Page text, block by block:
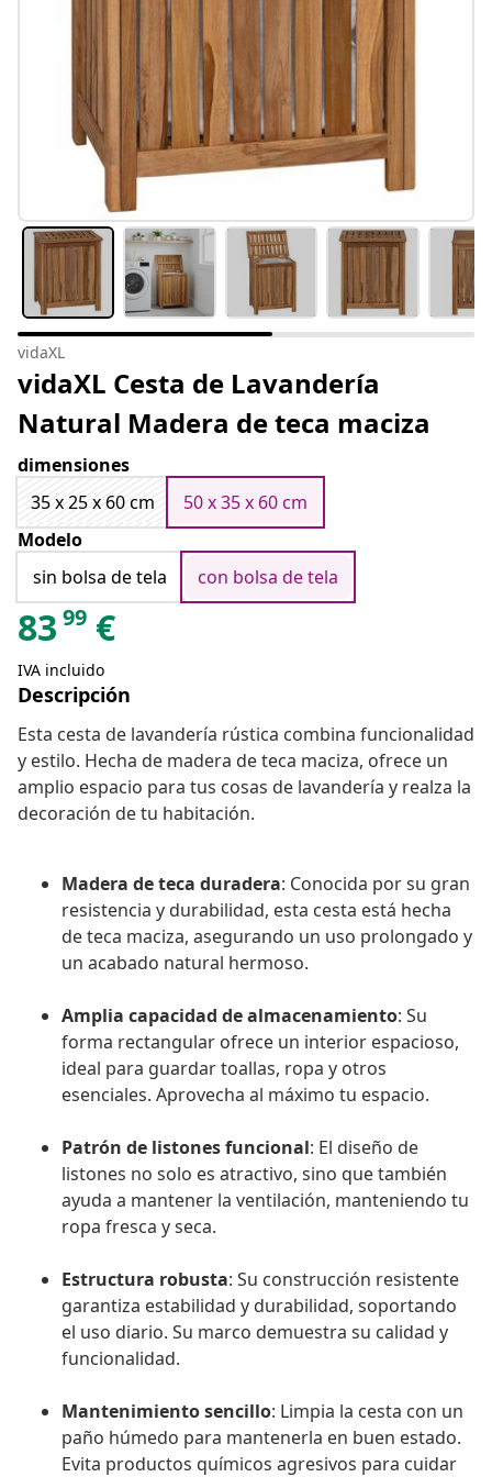
vidaXL
vidaXL Cesta de Lavandería
Natural Madera de teca maciza
dimensiones
35 x 25 x 60 cm
50 x 35 x 60 cm
Modelo
sin bolsa de tela
con bolsa de tela
83 99 €
IVA incluido
Descripción
Esta cesta de lavandería rústica combina funcionalidad
y estilo. Hecha de madera de teca maciza, ofrece un
amplio espacio para tus cosas de lavandería y realza la
decoración de tu habitación.
Madera de teca duradera: Conocida por su gran
resistencia y durabilidad, esta cesta está hecha
de teca maciza, asegurando un uso prolongado y
un acabado natural hermoso.
Amplia capacidad de almacenamiento: Su
forma rectangular ofrece un interior espacioso,
ideal para guardar toallas, ropa y otros
esenciales. Aprovecha al máximo tu espacio.
Patrón de listones funcional: El diseño de
listones no solo es atractivo, sino que también
ayuda a mantener la ventilación, manteniendo tu
ropa fresca y seca.
Estructura robusta: Su construcción resistente
garantiza estabilidad y durabilidad, soportando
el uso diario. Su marco demuestra su calidad y
funcionalidad.
Mantenimiento sencillo: Limpia la cesta con un
paño húmedo para mantenerla en buen estado.
Evita productos químicos agresivos para cuidar